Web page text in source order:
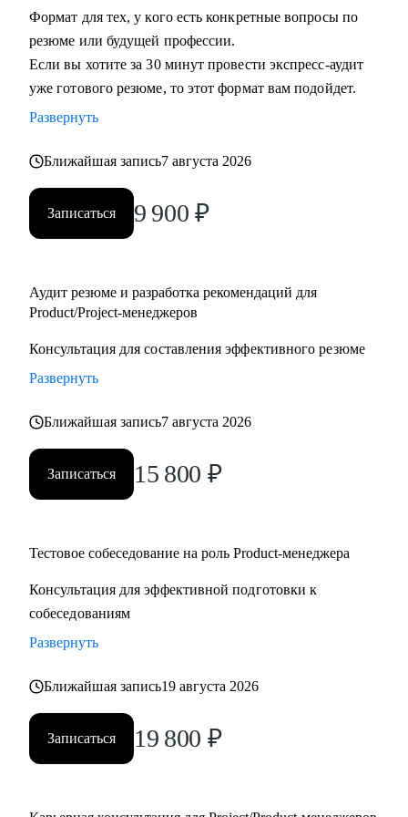
• Руководителям бизнеса: построение продуктовой
команды, консультация "внешнего СРО", построение
продуктовой культуры и ускорение процессов для
достижения целей.
• Тем, кто недавно стал руководителем: как работать с
сжигать команду, как работать со смежными командами,
заказчиками и руководителями.
• Senior менеджерам, которые хотят вырасти до СРО:
построение стратегии роста, менторство по рабочим
расти.
Формат для тех, у кого есть конкретные вопросы по
резюме или будущей профессии.
Если вы хотите за 30 минут провести экспресс-аудит
уже готового резюме, то этот формат вам подойдет.
Развернуть
Ближайшая запись7 августа 2026
Записаться 9 900 ₽
Аудит резюме и разработка рекомендаций для
Product/Project-менеджеров
Консультация для составления эффективного резюме
Развернуть
Ближайшая запись7 августа 2026
Записаться 15 800 ₽
Тестовое собеседование на роль Product-менеджера
Консультация для эффективной подготовки к
собеседованиям
Развернуть
Ближайшая запись19 августа 2026
Записаться 19 800 ₽